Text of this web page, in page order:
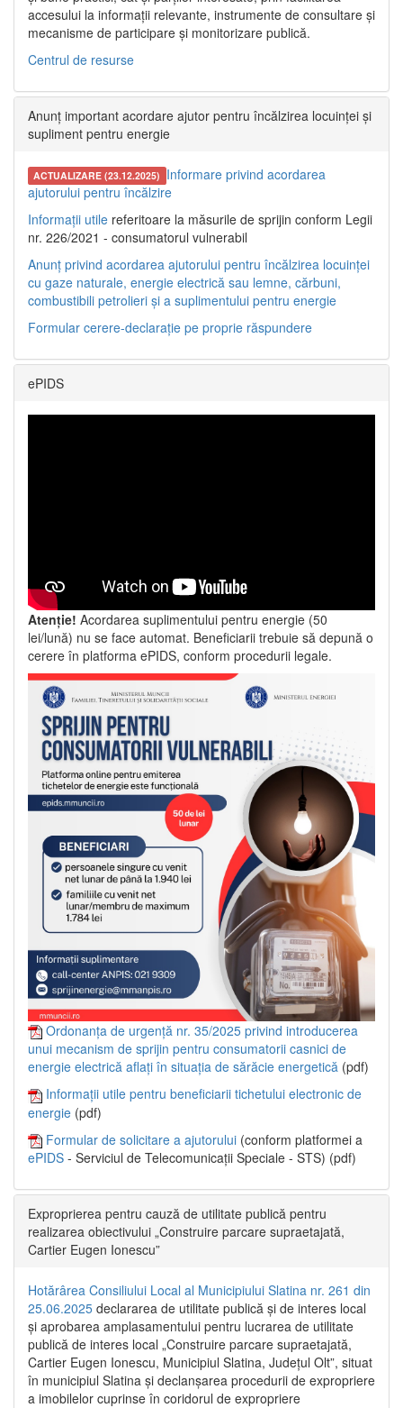
accesului la informații relevante, instrumente de consultare și
mecanisme de participare și monitorizare publică.
Centrul de resurse
Anunț important acordare ajutor pentru încălzirea locuinței și
supliment pentru energie
ACTUALIZARE (23.12.2025) Informare privind acordarea
ajutorului pentru încălzire
Informații utile referitoare la măsurile de sprijin conform Legii
nr. 226/2021 - consumatorul vulnerabil
Anunț privind acordarea ajutorului pentru încălzirea locuinței
cu gaze naturale, energie electrică sau lemne, cărbuni,
combustibili petrolieri și a suplimentului pentru energie
Formular cerere-declarație pe proprie răspundere
ePIDS
Atenție! Acordarea suplimentului pentru energie (50
lei/lună) nu se face automat. Beneficiarii trebuie să depună o
cerere în platforma ePIDS, conform procedurii legale.
Ordonanța de urgență nr. 35/2025 privind introducerea
unui mecanism de sprijin pentru consumatorii casnici de
energie electrică aflați în situația de sărăcie energetică (pdf)
Informații utile pentru beneficiarii tichetului electronic de
energie (pdf)
Formular de solicitare a ajutorului (conform platformei a
ePIDS - Serviciul de Telecomunicații Speciale - STS) (pdf)
Exproprierea pentru cauză de utilitate publică pentru
realizarea obiectivului „Construire parcare supraetajată,
Cartier Eugen Ionescu”
Hotărârea Consiliului Local al Municipiului Slatina nr. 261 din
25.06.2025 declararea de utilitate publică și de interes local
și aprobarea amplasamentului pentru lucrarea de utilitate
publică de interes local „Construire parcare supraetajată,
Cartier Eugen Ionescu, Municipiul Slatina, Județul Olt”, situat
în municipiul Slatina și declanșarea procedurii de expropriere
a imobilelor cuprinse în coridorul de expropriere